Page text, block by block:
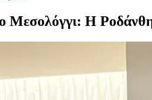
Μεσολόγγι: Η